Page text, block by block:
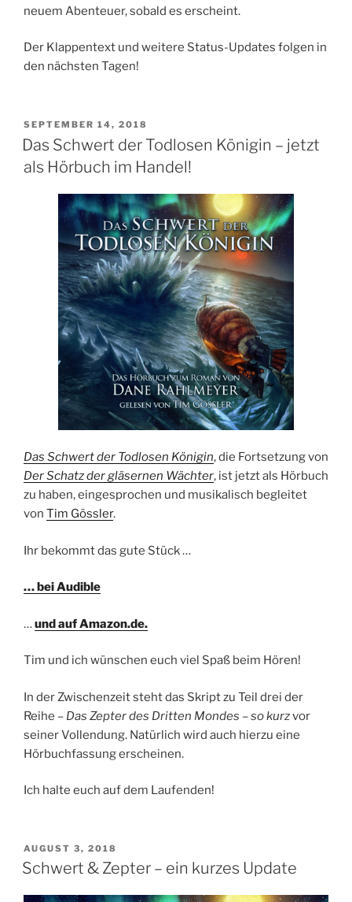
neuem Abenteuer, sobald es erscheint.
Der Klappentext und weitere Status-Updates folgen in
den nächsten Tagen!
VERÖFFENTLICHT
AM
SEPTEMBER 14, 2018
Das Schwert der Todlosen Königin – jetzt
als Hörbuch im Handel!
Das Schwert der Todlosen Königin, die Fortsetzung von
Der Schatz der gläsernen Wächter, ist jetzt als Hörbuch
zu haben, eingesprochen und musikalisch begleitet
von Tim Gössler.
Ihr bekommt das gute Stück …
… bei Audible
…und auf Amazon.de.
Tim und ich wünschen euch viel Spaß beim Hören!
In der Zwischenzeit steht das Skript zu Teil drei der
Reihe – Das Zepter des Dritten Mondes –so kurzvor
seiner Vollendung. Natürlich wird auch hierzu eine
Hörbuchfassung erscheinen.
Ich halte euch auf dem Laufenden!
VERÖFFENTLICHT
AM
AUGUST 3, 2018
Schwert & Zepter – ein kurzes Update